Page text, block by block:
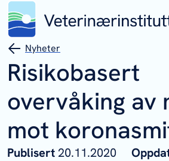
Nyheter
Risikobasert
overvåking av
mot
Publisert 20.11.2020